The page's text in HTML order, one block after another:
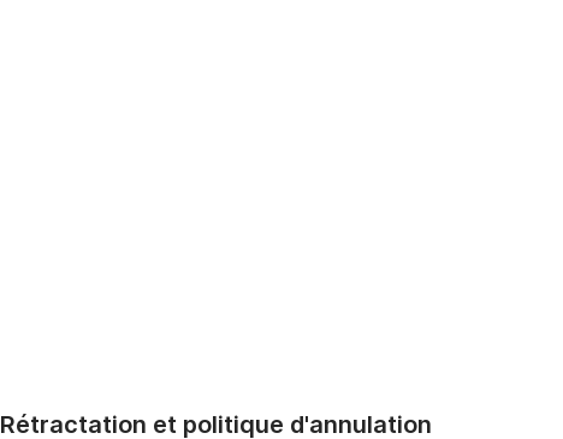
Rétractation et politique d'annulation